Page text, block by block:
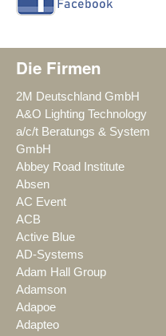
Die Firmen
2M Deutschland GmbH
A&O Lighting Technology
a/c/t Beratungs & System
GmbH
Abbey Road Institute
Absen
AC Event
ACB
Active Blue
AD-Systems
Adam Hall Group
Adamson
Adapoe
Adapteo